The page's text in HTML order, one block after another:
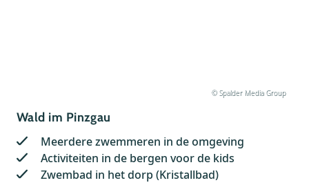
© Spalder Media Group
Wald im Pinzgau
Meerdere zwemmeren in de omgeving
Activiteiten in de bergen voor de kids
Zwembad in het dorp (Kristallbad)